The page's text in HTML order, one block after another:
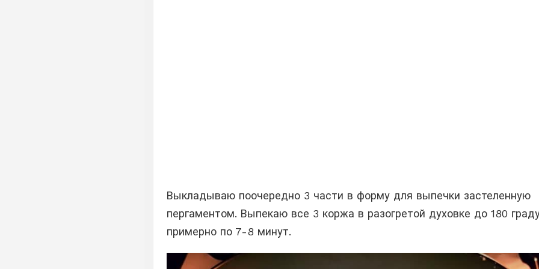
Выкладываю поочередно 3 части в форму для выпечки застеленную
пергаментом. Выпекаю все 3 коржа в разогретой духовке до 180
примерно по 7-8 минут.